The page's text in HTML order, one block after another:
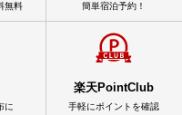
無料 簡単宿泊予約！
に
楽天PointClub
手軽にポイントを確認